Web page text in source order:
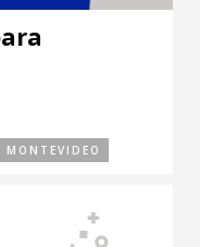
MONTEVIDEO